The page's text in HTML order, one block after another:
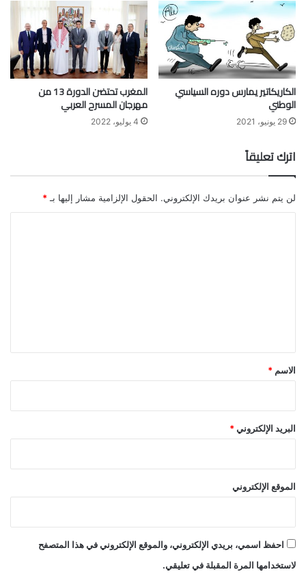
الكاريكاتير يمارس دوره السياسي
الوطني
29 يونيو، 2021
المغرب تحتضن الدورة 13 من
مهرجان المسرح العربي
4 يوليو، 2022
اترك تعليقاً
لن يتم نشر عنوان بريدك الإلكتروني. الحقول الإلزامية مشار إليها بـ *
*
الاسم *
البريد الإلكتروني *
الموقع الإلكتروني
احفظ اسمي، بريدي الإلكتروني، والموقع الإلكتروني في هذا المتصفح
لاستخدامها المرة المقبلة في تعليقي.